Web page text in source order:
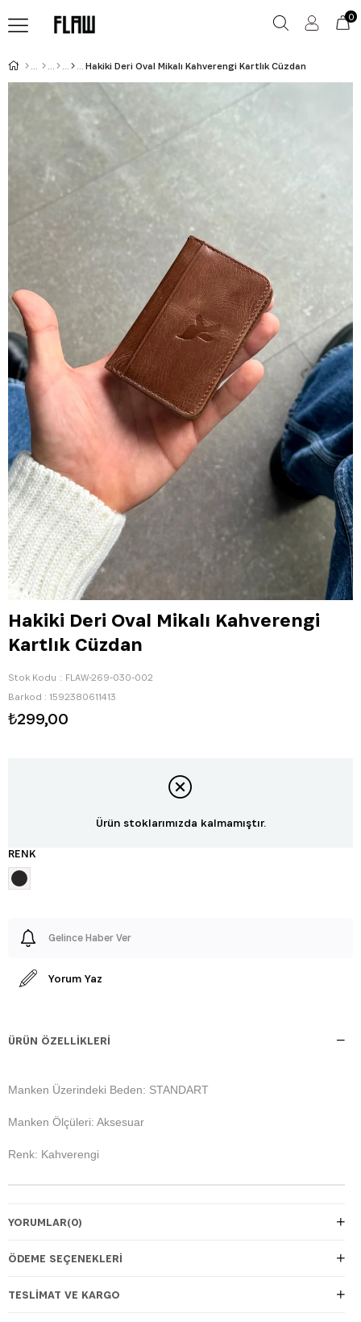
0
Hakiki Deri Oval Mikalı Kahverengi Kartlık Cüzdan
Hakiki Deri Oval Mikalı Kahverengi
Kartlık Cüzdan
Stok Kodu
FLAW-269-030-002
Barkod : 1592380611413
₺299,00
Ürün stoklarımızda kalmamıştır.
RENK
Gelince Haber Ver
Yorum Yaz
ÜRÜN ÖZELLIKLERI
Manken Üzerindeki Beden: STANDART
Manken Ölçüleri: Aksesuar
Renk: Kahverengi
YORUMLAR(0)
ÖDEME SEÇENEKLERI
TESLIMAT VE KARGO